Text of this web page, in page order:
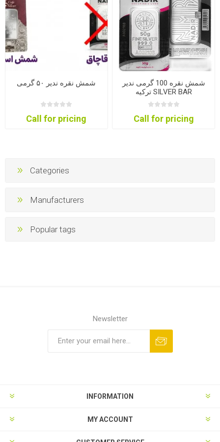
شمش نقره ندیر ۵۰ گرمی
Call for pricing
شمش نقره 100 گرمی ندیر
ترکیه SILVER BAR
Call for pricing
Categories
Manufacturers
Popular tags
Newsletter
INFORMATION
MY ACCOUNT